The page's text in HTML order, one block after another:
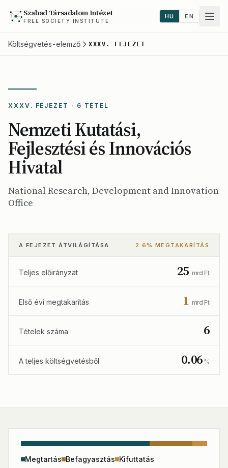
Szabad Társadalom Intézet
FREE SOCIETY INSTITUTE
HU EN
Költségvetés-elemző XXXV. FEJEZET
XXXV. FEJEZET · 6 TÉTEL
Nemzeti Kutatási,
Fejlesztési és Innovációs
Hivatal
National Research, Development and Innovation
Office
A FEJEZET ÁTVILÁGÍTÁSA 2.6% MEGTAKARÍTÁS
Teljes előirányzat 25 mrd Ft
Első évi megtakarítás 1 mrd Ft
Tételek száma 6
A teljes költségvetésből 0.06 %
Megtartás Befagyasztás Kifuttatás